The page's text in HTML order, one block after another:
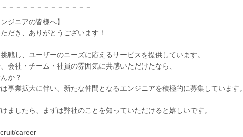
－－－－－－－－－－－－
ジニアの皆様へ】
だき、ありがとうございます！
戦し、ユーザーのニーズに応えるサービスを提供しています。
会社・チーム・社員の雰囲気に共感いただけたなら、
か？
事業拡大に伴い、新たな仲間となるエンジニアを積極的に募集しています。
ましたら、まずは弊社のことを知っていただけると嬉しいです。
career